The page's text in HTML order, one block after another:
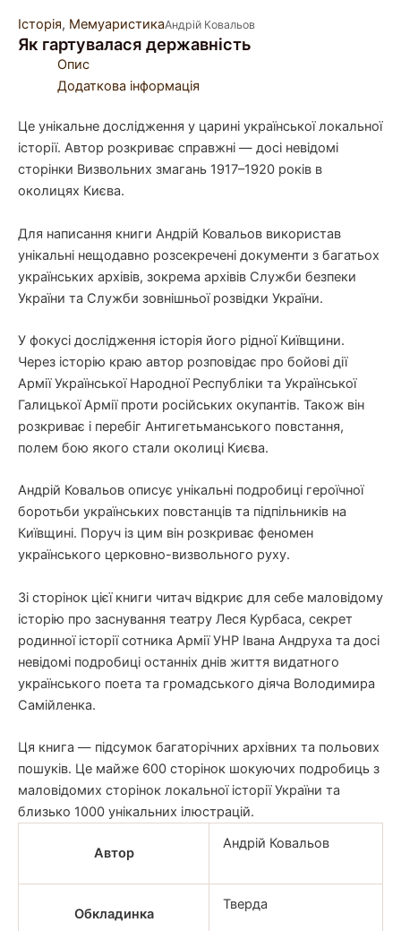
Історія, МемуаристикаАндрій Ковальов
Як гартувалася державність
Опис
Додаткова інформація
Це унікальне дослідження у царині української локальної
історії. Автор розкриває справжні — досі невідомі
сторінки Визвольних змагань 1917–1920 років в
околицях Києва.
Для написання книги Андрій Ковальов використав
унікальні нещодавно розсекречені документи з багатьох
українських архівів, зокрема архівів Служби безпеки
України та Служби зовнішньої розвідки України.
У фокусі дослідження історія його рідної Київщини.
Через історію краю автор розповідає про бойові дії
Армії Української Народної Республіки та Української
Галицької Армії проти російських окупантів. Також він
розкриває і перебіг Антигетьманського повстання,
полем бою якого стали околиці Києва.
Андрій Ковальов описує унікальні подробиці героїчної
боротьби українських повстанців та підпільників на
Київщині. Поруч із цим він розкриває феномен
українського церковно-визвольного руху.
Зі сторінок цієї книги читач відкриє для себе маловідому
історію про заснування театру Леся Курбаса, секрет
родинної історії сотника Армії УНР Івана Андруха та досі
невідомі подробиці останніх днів життя видатного
українського поета та громадського діяча Володимира
Самійленка.
Ця книга — підсумок багаторічних архівних та польових
пошуків. Це майже 600 сторінок шокуючих подробиць з
маловідомих сторінок локальної історії України та
близько 1000 унікальних ілюстрацій.
Автор
Андрій Ковальов
Обкладинка
Тверда